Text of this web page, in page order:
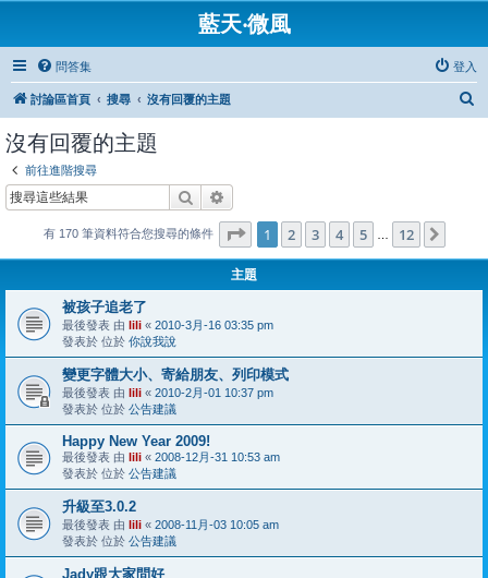
藍天‧微風
問答集 登入
討論區首頁 搜尋 沒有回覆的主題
沒有回覆的主題
前往進階搜尋
搜尋
有 170 筆資料符合您搜尋的條件 第 1 頁 (共12 頁)
1 2 3 4 5 12
主題
被孩子追老了
最後發表 由 lili « 2010-3月-16 03:35 pm
發表於 位於 你說我說
變更字體大小、寄給朋友、列印模式
最後發表 由 lili « 2010-2月-01 10:37 pm
發表於 位於 公告建議
Happy New Year 2009!
最後發表 由 lili « 2008-12月-31 10:53 am
發表於 位於 公告建議
升級至3.0.2
最後發表 由 lili « 2008-11月-03 10:05 am
發表於 位於 公告建議
Jady跟大家問好